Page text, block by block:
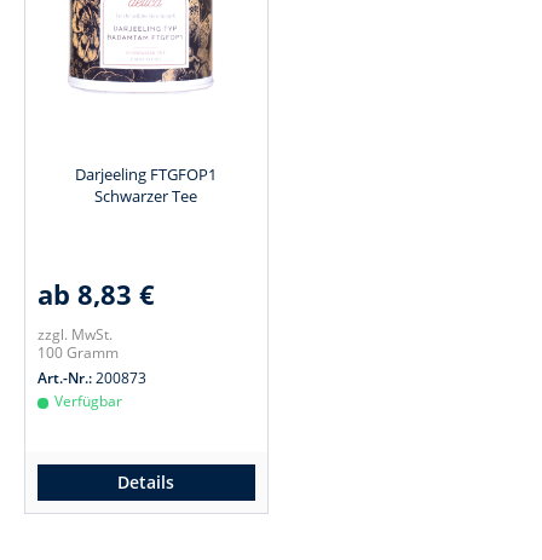
Darjeeling FTGFOP1
Schwarzer Tee
ab 8,83 €
zzgl. MwSt.
100 Gramm
Art.-Nr.:200873
Verfügbar
Details